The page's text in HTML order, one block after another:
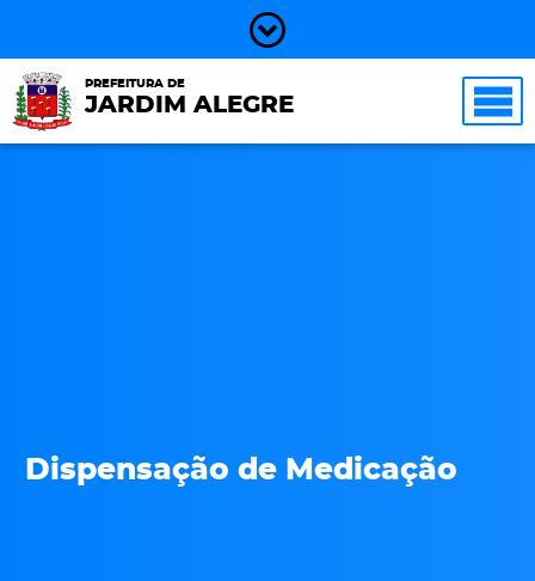
PREFEITURA DE
JARDIM ALEGRE
Dispensação de Medicação